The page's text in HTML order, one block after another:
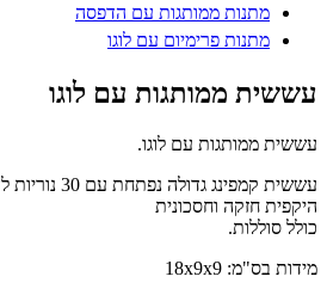
מתנות ממותגות עם הדפסה
מתנות פרימיום עם לוגו
עששית ממותגות עם לוגו
עששית ממותגות עם לוגו.
עששית קמפינג
היקפית חזקה וחסכונית
כולל סוללות.
מידות בס"מ: 18x9x9